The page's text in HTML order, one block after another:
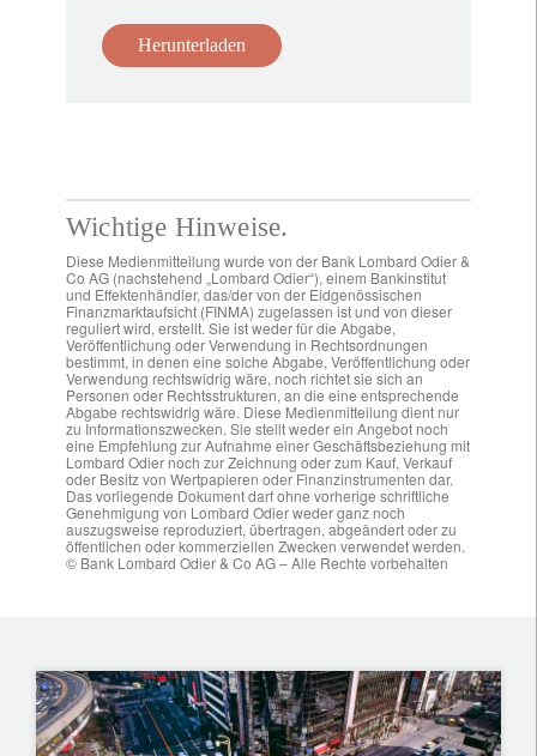
Herunterladen
Wichtige Hinweise.
Diese Medienmitteilung wurde von der Bank Lombard Odier &
Co AG (nachstehend „Lombard Odier“), einem Bankinstitut
und Effektenhändler, das/der von der Eidgenössischen
Finanzmarktaufsicht (FINMA) zugelassen ist und von dieser
reguliert wird, erstellt. Sie ist weder für die Abgabe,
Veröffentlichung oder Verwendung in Rechtsordnungen
bestimmt, in denen eine solche Abgabe, Veröffentlichung oder
Verwendung rechtswidrig wäre, noch richtet sie sich an
Personen oder Rechtsstrukturen, an die eine entsprechende
Abgabe rechtswidrig wäre. Diese Medienmitteilung dient nur
zu Informationszwecken. Sie stellt weder ein Angebot noch
eine Empfehlung zur Aufnahme einer Geschäftsbeziehung mit
Lombard Odier noch zur Zeichnung oder zum Kauf, Verkauf
oder Besitz von Wertpapieren oder Finanzinstrumenten dar.
Das vorliegende Dokument darf ohne vorherige schriftliche
Genehmigung von Lombard Odier weder ganz noch
auszugsweise reproduziert, übertragen, abgeändert oder zu
öffentlichen oder kommerziellen Zwecken verwendet werden.
© Bank Lombard Odier & Co AG – Alle Rechte vorbehalten
Ihre Informationen werden in Übereinstimmung
mit unsererDatenschutzerklärung verwendet